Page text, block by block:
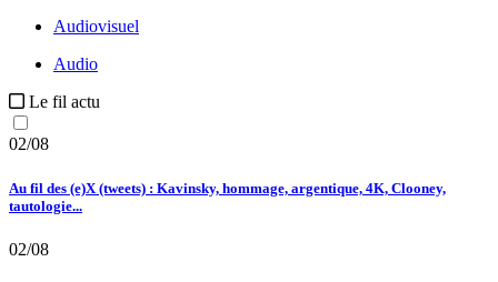
Audiovisuel
Audio
Le fil actu
02/08
Au fil des (e)X (tweets) : Kavinsky, hommage, argentique, 4K, Clooney,
tautologie...
02/08